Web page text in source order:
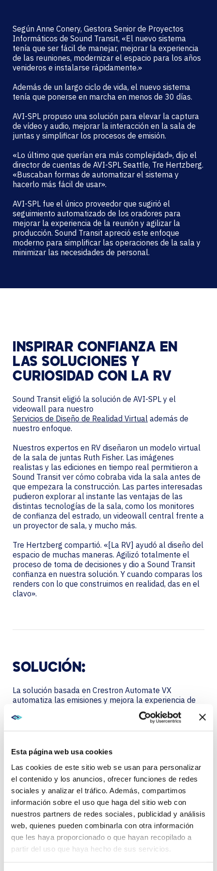
Esta página web usa cookies
Las cookies de este sitio web se usan para personalizar
el contenido y los anuncios, ofrecer funciones de redes
sociales y analizar el tráfico. Además, compartimos
información sobre el uso que haga del sitio web con
nuestros partners de redes sociales, publicidad y análisis
web, quienes pueden combinarla con otra información
que les haya proporcionado o que hayan recopilado a
partir del uso que haya hecho de sus servicios.
Según Anne Conery, Gestora Senior de Proyectos
Informáticos de Sound Transit, «El nuevo sistema
tenía que ser fácil de manejar, mejorar la experiencia
de las reuniones, modernizar el espacio para los años
venideros e instalarse rápidamente.»
Además de un largo ciclo de vida, el nuevo sistema
tenía que ponerse en marcha en menos de 30 días.
AVI-SPL propuso una solución para elevar la captura
de vídeo y audio, mejorar la interacción en la sala de
juntas y simplificar los procesos de emisión.
«Lo último que querían era más complejidad», dijo el
director de cuentas de AVI-SPL Seattle, Tre Hertzberg.
«Buscaban formas de automatizar el sistema y
hacerlo más fácil de usar».
AVI-SPL fue el único proveedor que sugirió el
seguimiento automatizado de los oradores para
mejorar la experiencia de la reunión y agilizar la
producción. Sound Transit apreció este enfoque
moderno para simplificar las operaciones de la sala y
minimizar las necesidades de personal.
INSPIRAR CONFIANZA EN
LAS SOLUCIONES Y
CURIOSIDAD CON LA RV
Sound Transit eligió la solución de AVI-SPL y el
videowall para nuestro
Servicios de Diseño de Realidad Virtual además de
nuestro enfoque.
Nuestros expertos en RV diseñaron un modelo virtual
de la sala de juntas Ruth Fisher. Las imágenes
realistas y las ediciones en tiempo real permitieron a
Sound Transit ver cómo cobraba vida la sala antes de
que empezara la construcción. Las partes interesadas
pudieron explorar al instante las ventajas de las
distintas tecnologías de la sala, como los monitores
de confianza del estrado, un videowall central frente a
un proyector de sala, y mucho más.
Tre Hertzberg compartió. «[La RV] ayudó al diseño del
espacio de muchas maneras. Agilizó totalmente el
proceso de toma de decisiones y dio a Sound Transit
confianza en nuestra solución. Y cuando comparas los
renders con lo que construimos en realidad, das en el
clavo».
SOLUCIÓN:
La solución basada en Crestron Automate VX
automatiza las emisiones y mejora la experiencia de
El sistema Automate VX de Crestron sirve de eje para
la solución personalizada de sala de juntas Sound
Transit de AVI-SPL.
El sistema activado por voz conecta los dispositivos
AV/UC elegidos para reconocer y cambiar
automáticamente de presentador, grabar y transmitir
contenidos, y enlazar con plataformas de
videoconferencia.
AVI-SPL mejoró los micrófonos Shure existentes para